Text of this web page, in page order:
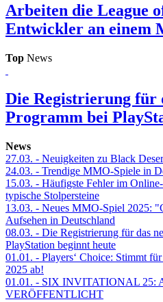
Arbeiten die League
Entwickler an einem
Top News
Die Registrierung für
Programm bei
News
27.03. - Neuigkeiten zu Black
24.03. - Trendige MMO-Spiele in
15.03. - Häufigste Fehler im
typische Stolpersteine
13.03. - Neues MMO-Spiel 2025:
Aufsehen in Deutschland
08.03. - Die Registrierung für das
PlayStation beginnt heute
01.01. - Players‘ Choice: Stimmt
2025 ab!
01.01. - SIX INVITATIONAL 25:
VERÖFFENTLICHT